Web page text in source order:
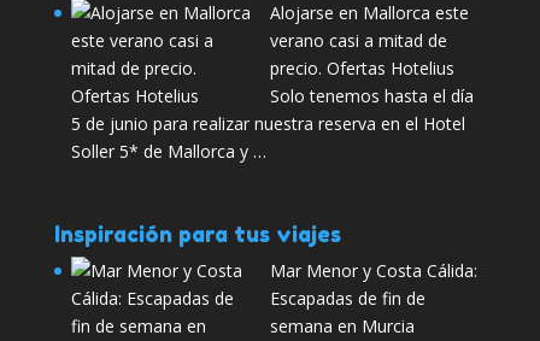
Alojarse en Mallorca este
verano casi a mitad de
precio. Ofertas Hotelius
Solo tenemos hasta el día
5 de junio para realizar nuestra reserva en el Hotel
Soller 5* de Mallorca y …
Inspiración para tus viajes
Mar Menor y Costa Cálida:
Escapadas de fin de
semana en Murcia